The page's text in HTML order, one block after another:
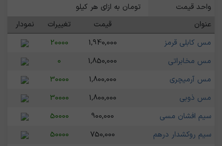
واحد قیمت
تومان به ازای هر کیلو
عنوان
قیمت تغییرات
نمودار
مس کابلی قرمز
1,940,000
20000
مس مخابراتی
1,850,000
0
مس آرمیچری
1,800,000
30000
مس ذوبی
1,800,000
30000
سیم افشان مسی
900,000
50000
سیم روکشدار درهم
750,000
50000